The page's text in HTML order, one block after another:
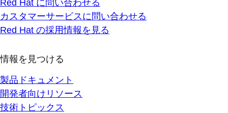
Red Hat に問い合わせる
カスタマーサービスに問い合わせる
Red Hat の採用情報を見る
情報を見つける
製品ドキュメント
開発者向けリソース
技術トピックス